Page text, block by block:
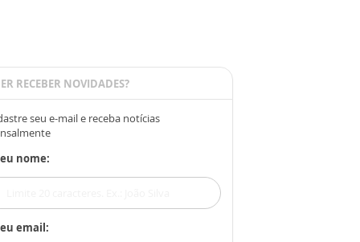
RECEBER NOVIDADES?
seu e-mail e receba notícias
nome:
email: